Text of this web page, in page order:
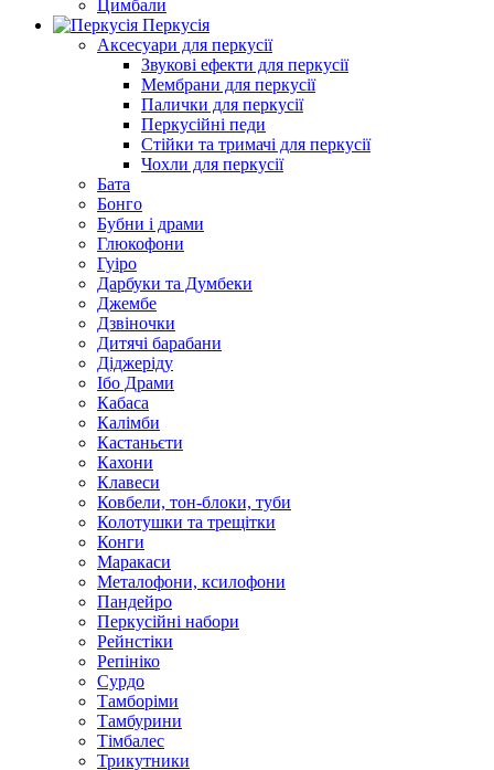
Цимбали
Перкусія
Аксесуари для перкусії
Звукові ефекти для перкусії
Мембрани для перкусії
Палички для перкусії
Перкусійні педи
Стійки та тримачі для перкусії
Чохли для перкусії
Бата
Бонго
Бубни і драми
Глюкофони
Гуіро
Дарбуки та Думбеки
Джембе
Дзвіночки
Дитячі барабани
Діджеріду
Ібо Драми
Кабаса
Калімби
Кастаньєти
Кахони
Клавеси
Ковбели, тон-блоки, туби
Колотушки та трещітки
Конги
Маракаси
Металофони, ксилофони
Пандейро
Перкусійні набори
Рейнстіки
Репініко
Сурдо
Тамборіми
Тамбурини
Тімбалес
Трикутники